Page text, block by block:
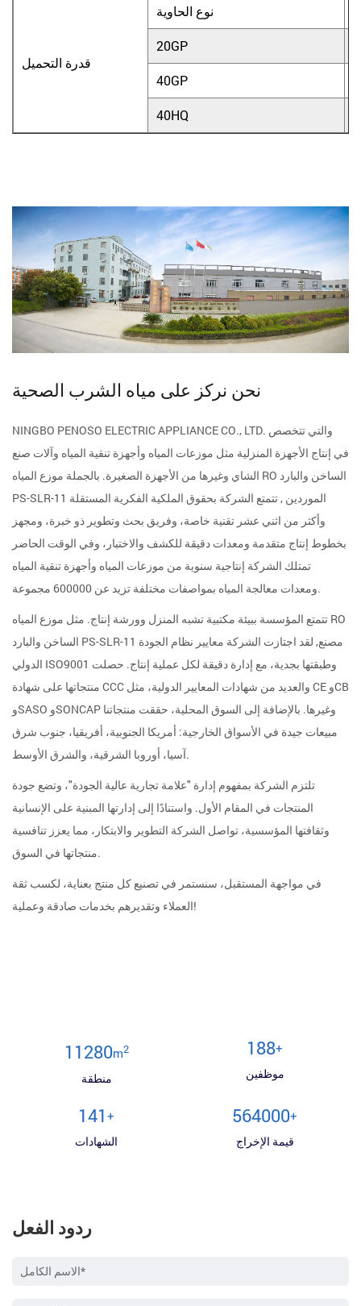
قدرة التحميل
نوع الحاوية
20GP
40GP
40HQ
نحن نركز على مياه الشرب الصحية
NINGBO PENOSO ELECTRIC APPLIANCE CO., LTD. والتي تتخصص
في إنتاج الأجهزة المنزلية مثل موزعات المياه وأجهزة تنقية المياه وآلات صنع
الشاي وغيرها من الأجهزة الصغيرة. بالجملة موزع المياه RO الساخن والبارد
PS-SLR-11 الموردين , تتمتع الشركة بحقوق الملكية الفكرية المستقلة
وأكثر من اثني عشر تقنية خاصة، وفريق بحث وتطوير ذو خبرة، ومجهز
بخطوط إنتاج متقدمة ومعدات دقيقة للكشف والاختبار، وفي الوقت الحاضر
تمتلك الشركة إنتاجية سنوية من موزعات المياه وأجهزة تنقية المياه
ومعدات معالجة المياه بمواصفات مختلفة تزيد عن 600000 مجموعة.
تتمتع المؤسسة ببيئة مكتبية تشبه المنزل وورشة إنتاج. مثل موزع المياه RO
الساخن والبارد PS-SLR-11 مصنع, لقد اجتازت الشركة معايير نظام الجودة
الدولي ISO9001 وطبقتها بجدية، مع إدارة دقيقة لكل عملية إنتاج. حصلت
منتجاتها على شهادة CCC والعديد من شهادات المعايير الدولية، مثل CE وCB
وSASO وSONCAP وغيرها. بالإضافة إلى السوق المحلية، حققت منتجاتنا
مبيعات جيدة في الأسواق الخارجية: أمريكا الجنوبية، أفريقيا، جنوب شرق
آسيا، أوروبا الشرقية، والشرق الأوسط.
تلتزم الشركة بمفهوم إدارة "علامة تجارية عالية الجودة"، وتضع جودة
المنتجات في المقام الأول. واستنادًا إلى إدارتها المبنية على الإنسانية
وثقافتها المؤسسية، تواصل الشركة التطوير والابتكار، مما يعزز تنافسية
منتجاتها في السوق.
في مواجهة المستقبل، سنستمر في تصنيع كل منتج بعناية، لكسب ثقة
العملاء وتقديرهم بخدمات صادقة وعملية!
12000m2
منطقة
200+
موظفين
150 +
الشهادات
600000+
قيمة الإخراج
ردود الفعل